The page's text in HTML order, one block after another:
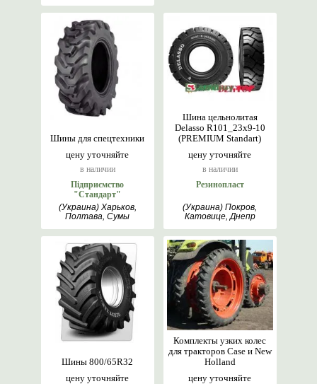
цену уточняйте
в наличии
Шины для спецтехники
Підприємство
"Стандарт"
(Украина) Харьков,
Полтава, Сумы
цену уточняйте
в наличии
Шина цельнолитая
Delasso R101_23х9-10
(PREMIUM Standart)
Резинопласт
(Украина) Покров,
Катовице, Днепр
цену уточняйте
Шины 800/65R32
цену уточняйте
Комплекты узких колес
для тракторов Case и New
Holland